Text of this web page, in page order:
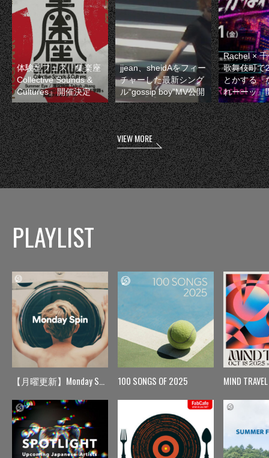
体験型フェス『集楽座
Collective Sounds &
Cultures』開催決定
jjean、sheidAをフィー
チャーした最新シング
ル“gossip boy”MV公開
Rachel ×
歌舞伎町で
とかする『
れーーッ』
VIEW MORE
PLAYLIST
【月曜更新】Monday Spin 100 SONGS OF 2025 MIND TRAVEL